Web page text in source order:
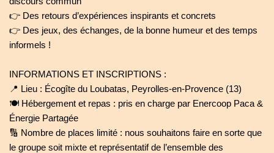
👉 Des retours d’expériences inspirants et concrets
👉 Des jeux, des échanges, de la bonne humeur et des temps
informels !
INFORMATIONS ET INSCRIPTIONS :
📍 Lieu : Écogîte du Loubatas, Peyrolles-en-Provence (13)
🍽️ Hébergement et repas : pris en charge par Enercoop Paca &
Énergie Partagée
🔢 Nombre de places limité : nous souhaitons faire en sorte que
le groupe soit mixte et représentatif de l’ensemble des